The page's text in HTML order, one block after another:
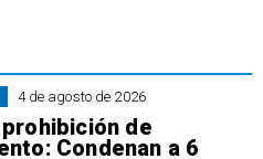
4 de agosto de 2026
de
Condenan a 6